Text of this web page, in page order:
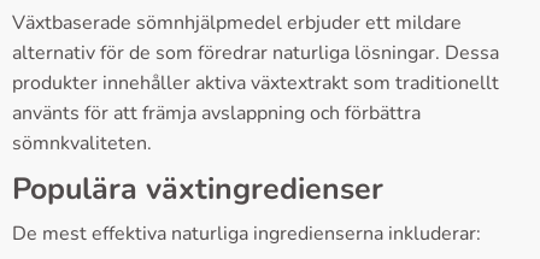
Växtbaserade sömnhjälpmedel erbjuder ett mildare
alternativ för de som föredrar naturliga lösningar. Dessa
produkter innehåller aktiva växtextrakt som traditionellt
använts för att främja avslappning och förbättra
sömnkvaliteten.
Populära växtingredienser
De mest effektiva naturliga ingredienserna inkluderar: